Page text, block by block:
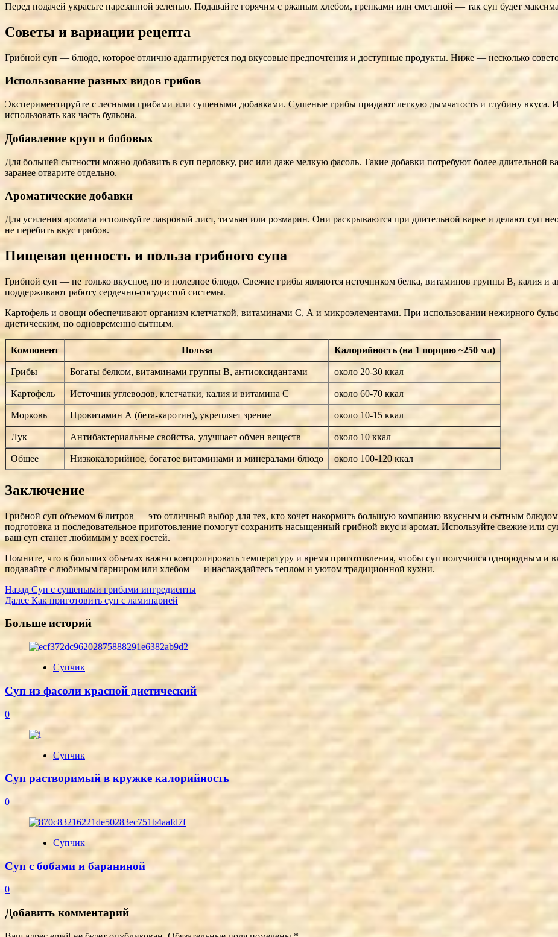
Перед подачей украсьте нарезанной зеленью. Подавайте горячим с ржаным хлебом, гренками или сметаной — так суп будет
Советы и вариации рецепта
Грибной суп — блюдо, которое отлично адаптируется под вкусовые предпочтения и доступные продукты. Ниже — несколько
Использование разных видов грибов
Экспериментируйте с лесными грибами или сушеными добавками. Сушеные грибы придают легкую дымчатость и глубину вкуса.
использовать как часть бульона.
Добавление круп и бобовых
Для большей сытности можно добавить в суп перловку, рис или даже мелкую фасоль. Такие добавки потребуют более длительной
заранее отварите отдельно.
Ароматические добавки
Для усиления аромата используйте лавровый лист, тимьян или розмарин. Они раскрываются при длительной варке и делают суп
не перебить вкус грибов.
Пищевая ценность и польза грибного супа
Грибной суп — не только вкусное, но и полезное блюдо. Свежие грибы являются источником белка, витаминов группы B, калия
поддерживают работу сердечно-сосудистой системы.
Картофель и овощи обеспечивают организм клетчаткой, витаминами С, А и микроэлементами. При использовании нежирного
диетическим, но одновременно сытным.
Компонент Польза Калорийность (на 1 порцию ~250 мл)
Грибы Богаты белком, витаминами группы B, антиоксидантами около 20-30 ккал
Картофель Источник углеводов, клетчатки, калия и витамина C около 60-70 ккал
Морковь Провитамин А (бета-каротин), укрепляет зрение около 10-15 ккал
Лук Антибактериальные свойства, улучшает обмен веществ около 10 ккал
Общее Низкокалорийное, богатое витаминами и минералами блюдо около 100-120 ккал
Заключение
Грибной суп объемом 6 литров — это отличный выбор для тех, кто хочет накормить большую компанию вкусным и сытным
подготовка и последовательное приготовление помогут сохранить насыщенный грибной вкус и аромат. Используйте свежие
ваш суп станет любимым у всех гостей.
Помните, что в больших объемах важно контролировать температуру и время приготовления, чтобы суп получился однородным и
подавайте с любимым гарниром или хлебом — и наслаждайтесь теплом и уютом традиционной кухни.
Post
Navigation
Назад Суп с сушеными грибами ингредиенты
Далее Как приготовить суп с ламинарией
Больше историй
Супчик
Суп из фасоли красной диетический
0
Супчик
Суп растворимый в кружке калорийность
0
Супчик
Суп с бобами и бараниной
0
Добавить комментарий